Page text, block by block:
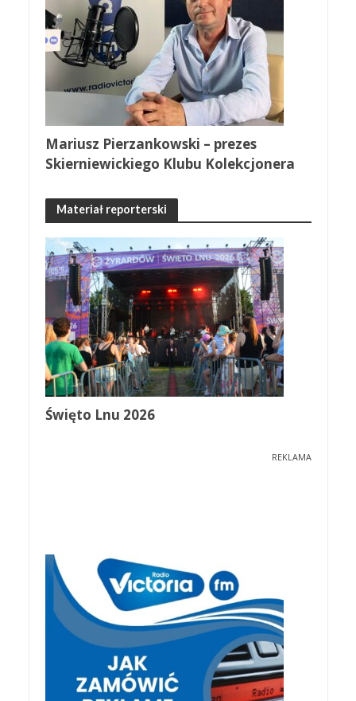
Mariusz Pierzankowski – prezes
Skierniewickiego Klubu Kolekcjonera
Materiał reporterski
Święto Lnu 2026
REKLAMA